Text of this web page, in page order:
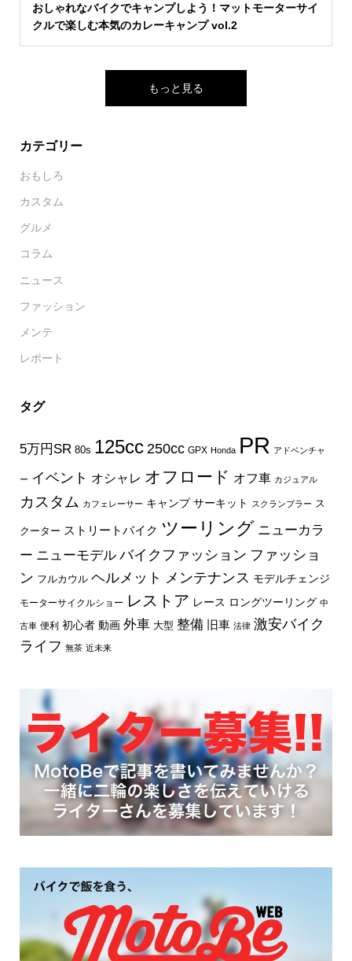
おしゃれなバイクでキャンプしよう！マットモーターサイ
クルで楽しむ本気のカレーキャンプ vol.2
もっと見る
カテゴリー
おもしろ
カスタム
グルメ
コラム
ニュース
ファッション
メンテ
レポート
タグ
5万円SR 80s 125cc 250cc GPX Honda PR アドベンチャ
ー イベント オシャレ オフロード オフ車 カジュアル
カスタム カフェレーサー キャンプ サーキット スクランブラー ス
クーター ストリートバイク ツーリング ニューカラ
ー ニューモデル バイクファッション ファッショ
ン フルカウル ヘルメット メンテナンス モデルチェンジ
モーターサイクルショー レストア レース ロングツーリング 中
古車 便利 初心者 動画 外車 大型 整備 旧車 法律 激安バイク
ライフ 無茶 近未来